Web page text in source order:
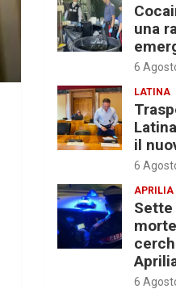
una
6
LATINA
il
6
APRILIA
6